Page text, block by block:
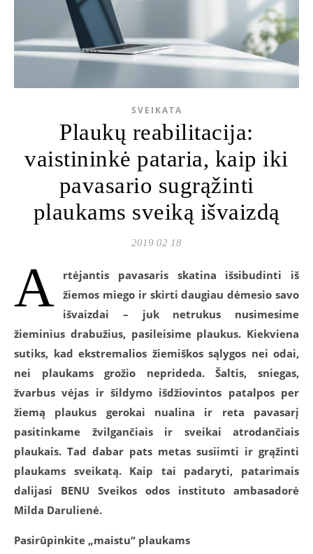
SVEIKATA
Plaukų reabilitacija:
vaistininkė pataria, kaip iki
pavasario sugrąžinti
plaukams sveiką išvaizdą
2019 02 18
A
rtėjantis pavasaris skatina išsibudinti iš
žiemos miego ir skirti daugiau dėmesio savo
išvaizdai – juk netrukus nusimesime
žieminius drabužius, pasileisime plaukus. Kiekviena
sutiks, kad ekstremalios žiemiškos sąlygos nei odai,
nei plaukams grožio neprideda. Šaltis, sniegas,
žvarbus vėjas ir šildymo išdžiovintos patalpos per
žiemą plaukus gerokai nualina ir reta pavasarį
pasitinkame žvilgančiais ir sveikai atrodančiais
plaukais. Tad dabar pats metas susiimti ir grąžinti
plaukams sveikatą. Kaip tai padaryti, patarimais
dalijasi BENU Sveikos odos instituto ambasadorė
Milda Darulienė.
Pasirūpinkite „maistu“ plaukams